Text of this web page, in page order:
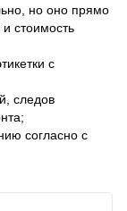
но оно прямо
стоимость
с
следов
согласно с